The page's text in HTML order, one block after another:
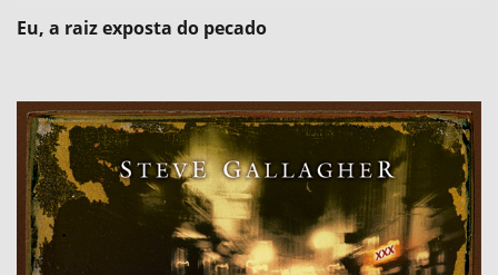
Eu, a raiz exposta do pecado